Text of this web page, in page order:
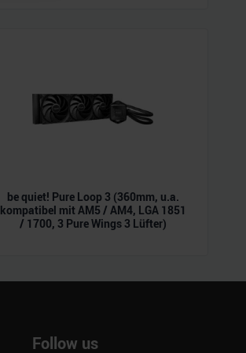
be quiet! Pure Loop 3 (360mm, u.a.
kompatibel mit AM5 / AM4, LGA 1851
/ 1700, 3 Pure Wings 3 Lüfter)
Follow us